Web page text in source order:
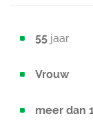
55 jaar
Vrouw
meer dan